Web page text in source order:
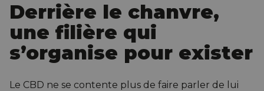
Derrière le chanvre,
une filière qui
s’organise pour exister
Le CBD ne se contente plus de faire parler de lui